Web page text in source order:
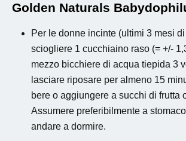
Golden Naturals
Per le donne incinte (ultimi 3 mesi
sciogliere 1 cucchiaino raso (= +/-
mezzo bicchiere di acqua tiepida 3
lasciare riposare per almeno 15
bere o aggiungere a succhi di frutta
Assumere preferibilmente a
andare a dormire.